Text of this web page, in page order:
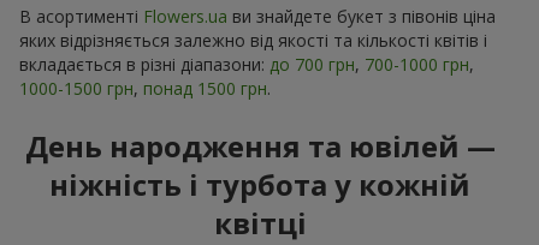
В асортименті Flowers.ua ви знайдете букет з півонів ціна
яких відрізняється залежно від якості та кількості квітів і
вкладається в різні діапазони: до 700 грн, 700-1000 грн,
1000-1500 грн, понад 1500 грн.
День народження та ювілей —
ніжність і турбота у кожній
квітці